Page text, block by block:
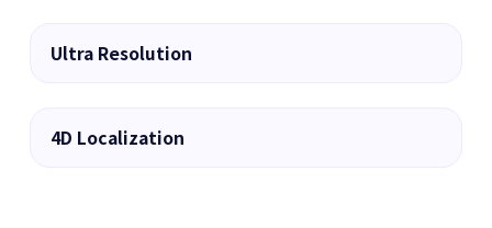
Ultra Resolution
4D Localization